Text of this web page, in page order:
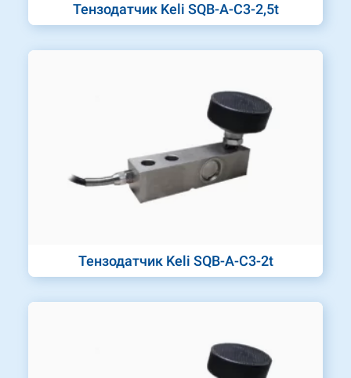
Тензодатчик Keli SQB-A-C3-2,5t
Тензодатчик Keli SQB-A-C3-2t